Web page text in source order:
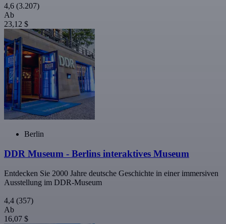
4,6 (3.207)
Ab
23,12 $
Berlin
DDR Museum - Berlins interaktives Museum
Entdecken Sie 2000 Jahre deutsche Geschichte in einer immersiven
Ausstellung im DDR-Museum
4,4 (357)
Ab
16,07 $